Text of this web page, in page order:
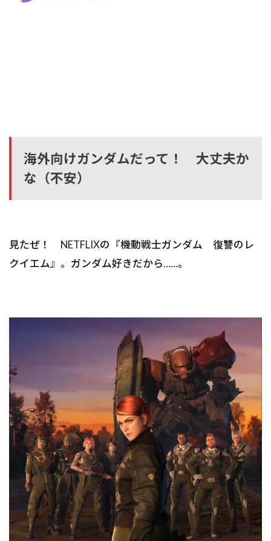
海外向けガンダムだって！ 大丈夫か
な（不安）
見たぜ！ NETFLIXの『機動戦士ガンダム 復讐のレ
クイエム』。ガンダム好きだから……。